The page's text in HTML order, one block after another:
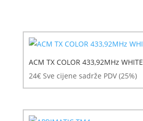
ACM TX COLOR 433,92MHz WHITE
24€ Sve cijene sadrže PDV (25%)